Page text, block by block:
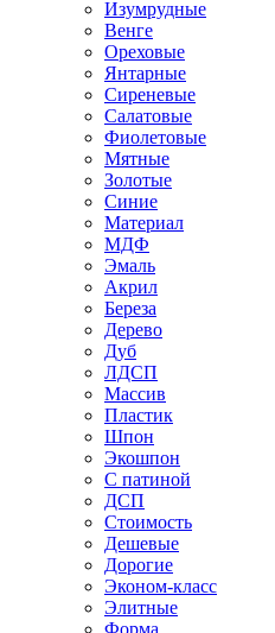
Изумрудные
Венге
Ореховые
Янтарные
Сиреневые
Салатовые
Фиолетовые
Мятные
Золотые
Синие
Материал
МДФ
Эмаль
Акрил
Береза
Дерево
Дуб
ЛДСП
Массив
Пластик
Шпон
Экошпон
С патиной
ДСП
Стоимость
Дешевые
Дорогие
Эконом-класс
Элитные
Форма